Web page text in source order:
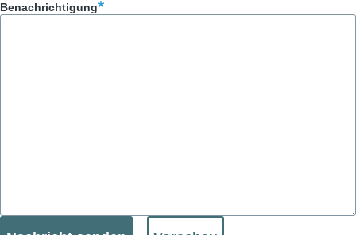
Benachrichtigung